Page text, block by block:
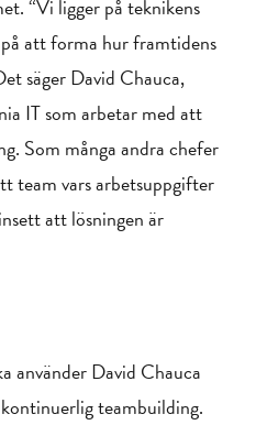
“Vi ligger på teknikens
att forma hur framtidens
säger David Chauca,
IT som arbetar med att
Som många andra chefer
team vars arbetsuppgifter
att lösningen är
använder David Chauca
teambuilding.